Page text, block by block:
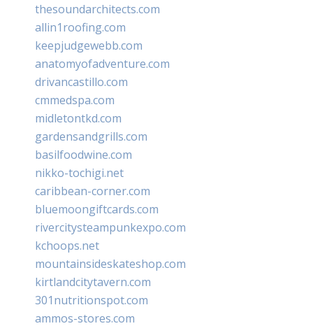
thesoundarchitects.com
allin1roofing.com
keepjudgewebb.com
anatomyofadventure.com
drivancastillo.com
cmmedspa.com
midletontkd.com
gardensandgrills.com
basilfoodwine.com
nikko-tochigi.net
caribbean-corner.com
bluemoongiftcards.com
rivercitysteampunkexpo.com
kchoops.net
mountainsideskateshop.com
kirtlandcitytavern.com
301nutritionspot.com
ammos-stores.com